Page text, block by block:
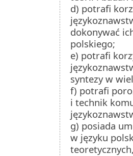
d) potrafi
dokonywać
polskiego;
e) potrafi
syntezy w
f) potrafi
i technik
g) posiada
w języku